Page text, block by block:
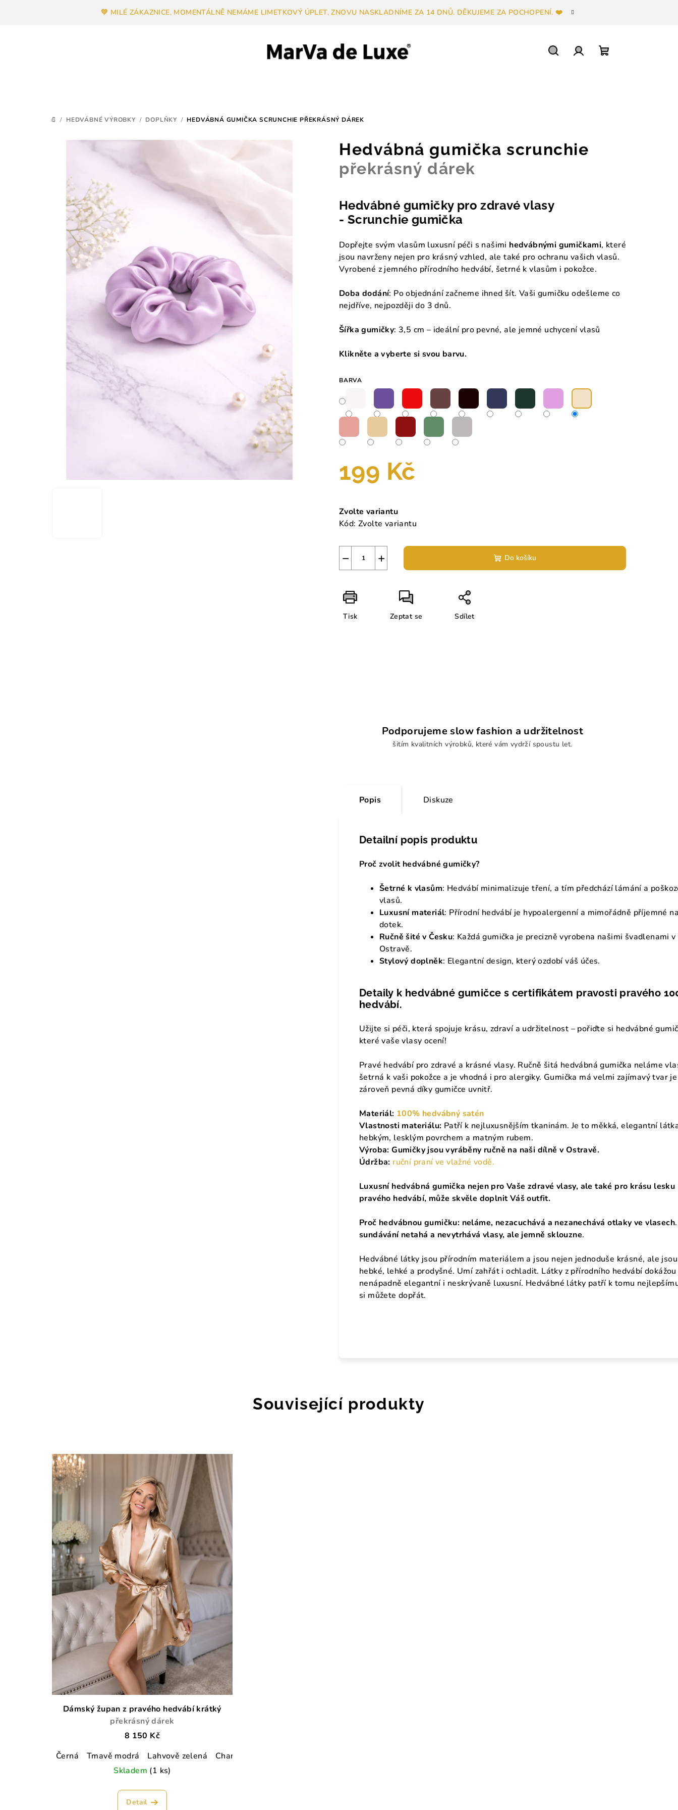
💛 MILÉ ZÁKAZNICE, MOMENTÁLNĚ NEMÁME LIMETKOVÝ ÚPLET, ZNOVU NASKLADNÍME ZA 14 DNŮ. DĚKUJEME ZA POCHOPENÍ. ❤️
DOMŮ
/ HEDVÁBNÉ VÝROBKY / DOPLŇKY / HEDVÁBNÁ GUMIČKA SCRUNCHIE PŘEKRÁSNÝ DÁREK
Hedvábná gumička scrunchie
překrásný dárek
Hedvábné gumičky pro zdravé vlasy
- Scrunchie gumička
Dopřejte svým vlasům luxusní péči s našimi hedvábnými gumičkami, které
jsou navrženy nejen pro krásný vzhled, ale také pro ochranu vašich vlasů.
Vyrobené z jemného přírodního hedvábí, šetrné k vlasům i pokožce.
Doba dodání: Po objednání začneme ihned šít. Vaši gumičku odešleme co
nejdříve, nejpozději do 3 dnů.
Šířka gumičky: 3,5 cm – ideální pro pevné, ale jemné uchycení vlasů
Klikněte a vyberte si svou barvu.
BARVA
199 Kč
cena:
Zvolte variantu
Kód: Zvolte variantu
+
− Do košíku
Tisk Zeptat se Sdílet
Podporujeme slow fashion a udržitelnost
šitím kvalitních výrobků, které vám vydrží spoustu let.
Popis Diskuze
Detailní popis produktu
Proč zvolit hedvábné gumičky?
Šetrné k vlasům: Hedvábí minimalizuje tření, a tím předchází lámání a
vlasů.
Luxusní materiál: Přírodní hedvábí je hypoalergenní a mimořádně příjemné
dotek.
Ručně šité v Česku: Každá gumička je precizně vyrobena našimi švadlenami v
Ostravě.
Stylový doplněk: Elegantní design, který ozdobí váš účes.
Detaily k hedvábné gumičce s certifikátem pravosti pravého
hedvábí.
Užijte si péči, která spojuje krásu, zdraví a udržitelnost – pořiďte si hedvábné
které vaše vlasy ocení!
Pravé hedvábí pro zdravé a krásné vlasy. Ručně šitá hedvábná gumička neláme
šetrná k vaši pokožce a je vhodná i pro alergiky. Gumička má velmi zajímavý tvar je
zároveň pevná díky gumičce uvnitř.
Materiál: 100% hedvábný satén
Vlastnosti materiálu: Patří k nejluxusnějším tkaninám. Je to měkká, elegantní
hebkým, lesklým povrchem a matným rubem.
Výroba: Gumičky jsou vyráběny ručně na naši dílně v Ostravě.
Údržba: ruční praní ve vlažné vodě.
Luxusní hedvábná gumička nejen pro Vaše zdravé vlasy, ale také pro krásu lesku
pravého hedvábí, může skvěle doplnit Váš outfit.
Proč hedvábnou gumičku: neláme, nezacuchává a nezanechává otlaky ve vlasech.
sundávání netahá a nevytrhává vlasy, ale jemně sklouzne.
Hedvábné látky jsou přírodním materiálem a jsou nejen jednoduše krásné, ale
hebké, lehké a prodyšné. Umí zahřát i ochladit. Látky z přírodního hedvábí
nenápadně elegantní i neskrývaně luxusní. Hedvábné látky patří k tomu
si můžete dopřát.
Související produkty
Dámský župan z pravého hedvábí krátký
překrásný dárek
8 150 Kč
Černá
Tmavě modrá Lahvově zelená Champagne
Skladem (1 ks)
Detail